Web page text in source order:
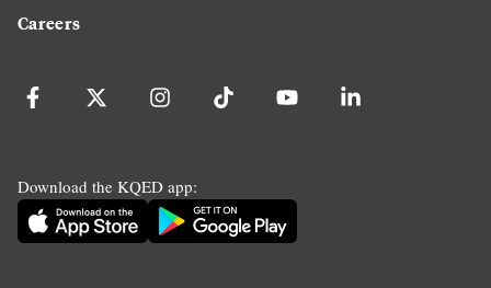
Careers
Download the KQED app: